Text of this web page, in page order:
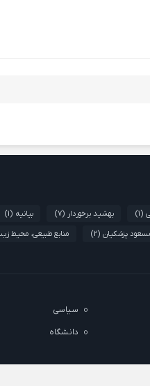
(1) بهشید برخوردار (7) بیانیه (1)
پزشکیان (2) منابع طبیعی، محیط
سیاسی
دانشگاه